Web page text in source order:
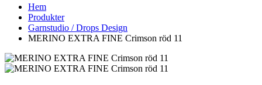
Hem
Produkter
Garnstudio / Drops Design
MERINO EXTRA FINE Crimson röd 11